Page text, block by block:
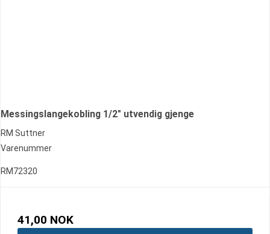
Messingslangekobling 1/2" utvendig gjenge
RM Suttner
Varenummer
RM72320
41,00 NOK